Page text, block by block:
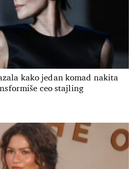
kako jedan komad nakita
ceo stajling